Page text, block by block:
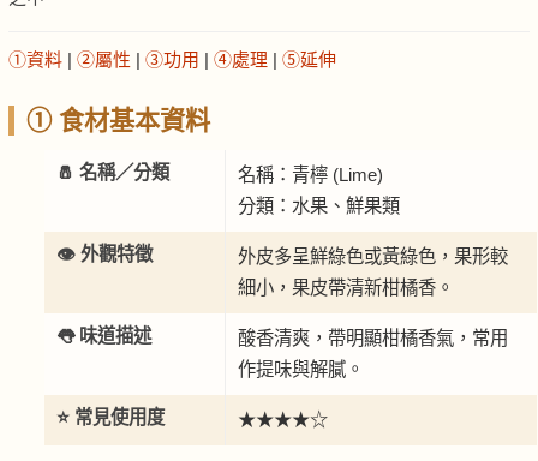
①資料 | ②屬性 | ③功用 | ④處理 | ⑤延伸
① 食材基本資料
🧂 名稱／分類
名稱：青檸 (Lime)
分類：水果、鮮果類
👁️ 外觀特徵
外皮多呈鮮綠色或黃綠色，果形較
細小，果皮帶清新柑橘香。
👅 味道描述
酸香清爽，帶明顯柑橘香氣，常用
作提味與解膩。
⭐ 常見使用度 ★★★★☆